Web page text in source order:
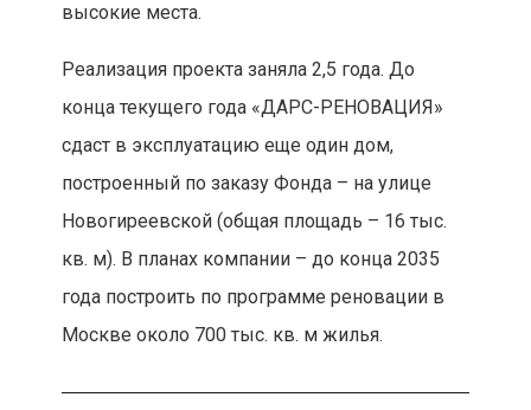
высокие места.
Реализация проекта заняла 2,5 года. До
конца текущего года «ДАРС-РЕНОВАЦИЯ»
сдаст в эксплуатацию еще один дом,
построенный по заказу Фонда – на улице
Новогиреевской (общая площадь – 16 тыс.
кв. м). В планах компании – до конца 2035
года построить по программе реновации в
Москве около 700 тыс. кв. м жилья.